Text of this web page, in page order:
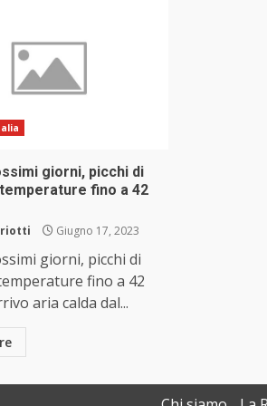
giorni, picchi di
fino a 42
Giugno 17, 2023
giorni, picchi di
fino a 42
aria calda dal...